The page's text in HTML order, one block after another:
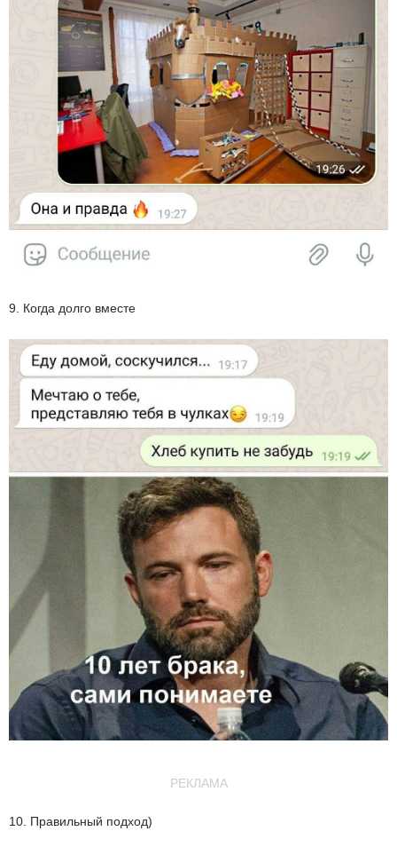
9. Когда долго вместе
РЕКЛАМА
10. Правильный подход)